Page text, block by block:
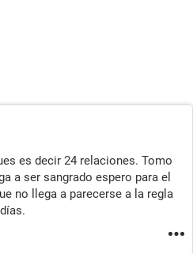
es decir 24 relaciones. Tomo
a ser sangrado espero para el
no llega a parecerse a la regla